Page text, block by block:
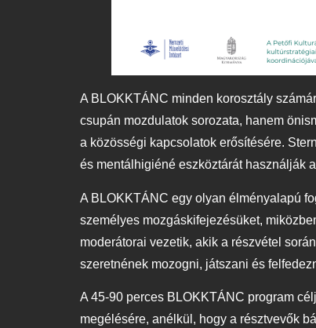
A BLOKKTÁNC minden korosztály
csupán mozdulatok sorozata, hanem
a közösségi kapcsolatok erősítésére.
és mentálhigiéné eszköztárát használják
A BLOKKTÁNC egy olyan élményalapú
személyes mozgáskifejezésüket,
moderátorai vezetik, akik a részvétel
szeretnének mozogni, játszani és
A 45-90 perces BLOKKTÁNC program
megélésére, anélkül, hogy a résztvevők